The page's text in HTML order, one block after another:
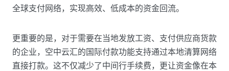
全球支付网络，实现高效、低成本的资金回流。
更重要的是，对于需要在当地发放工资、支付供应商货款
的企业，空中云汇的国际付款功能支持通过本地清算网络
直接打款。这不仅减少了中间行手续费，更让资金像在本